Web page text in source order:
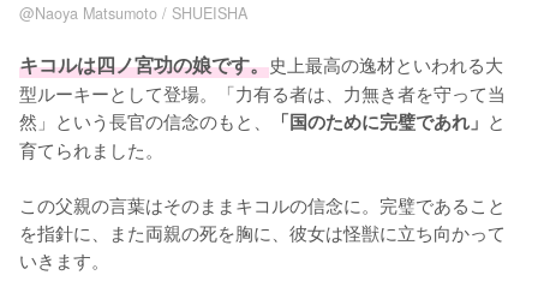
@Naoya Matsumoto / SHUEISHA
キコルは四ノ宮功の娘です。史上最高の逸材といわれる大
型ルーキーとして登場。「力有る者は、力無き者を守って当
然」という長官の信念のもと、
「国のために完璧であれ」 と
育てられました。
この父親の言葉はそのままキコルの信念に。完璧であること
を指針に、また両親の死を胸に、彼女は怪獣に立ち向かって
いきます。